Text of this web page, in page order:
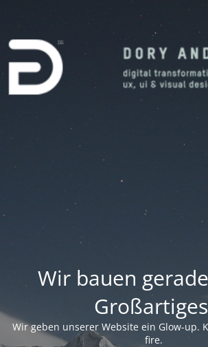
Wir bauen
Wir geben unserer Website ein Glow-up.
fire.